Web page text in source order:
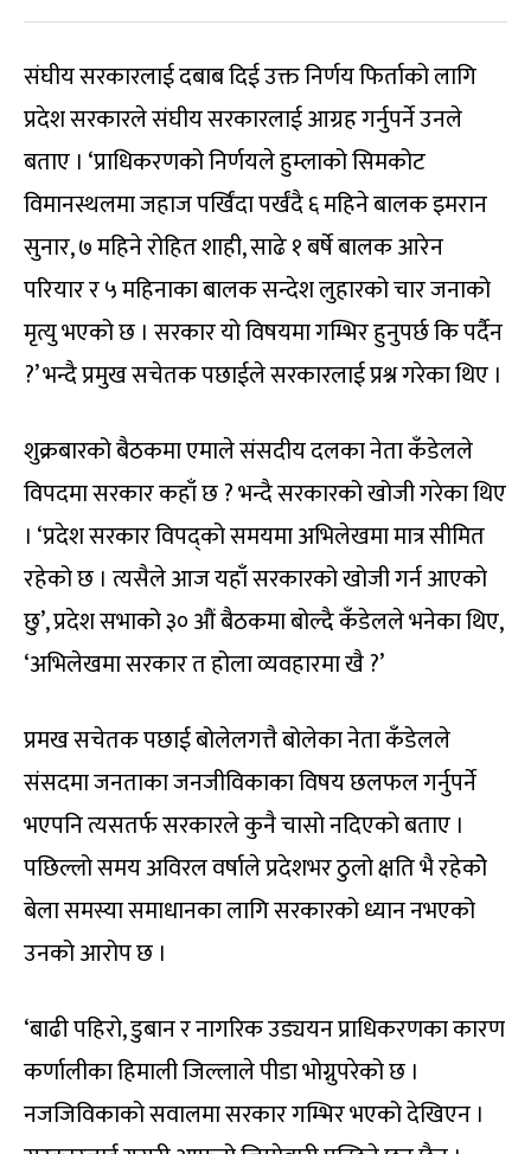
संघीय सरकारलाई दबाब दिई उक्त निर्णय फिर्ताको लागि
प्रदेश सरकारले संघीय सरकारलाई आग्रह गर्नुपर्ने उनले
बताए । ‘प्राधिकरणको निर्णयले हुम्लाको सिमकोट
विमानस्थलमा जहाज पर्खिंदा पर्खंदै ६ महिने बालक इमरान
सुनार, ७ महिने रोहित शाही, साढे १ बर्षे बालक आरेन
परियार र ५ महिनाका बालक सन्देश लुहारको चार जनाको
मृत्यु भएको छ । सरकार यो विषयमा गम्भिर हुनुपर्छ कि पर्दैन
?’ भन्दै प्रमुख सचेतक पछाईले सरकारलाई प्रश्न गरेका थिए ।
शुक्रबारको बैठकमा एमाले संसदीय दलका नेता कँडेलले
विपदमा सरकार कहाँ छ ? भन्दै सरकारको खोजी गरेका थिए
। ‘प्रदेश सरकार विपद्को समयमा अभिलेखमा मात्र सीमित
रहेको छ । त्यसैले आज यहाँ सरकारको खोजी गर्न आएको
छु’, प्रदेश सभाको ३० औं बैठकमा बोल्दै कँडेलले भनेका थिए,
‘अभिलेखमा सरकार त होला व्यवहारमा खै ?’
प्रमख सचेतक पछाई बोलेलगत्तै बोलेका नेता कँडेलले
संसदमा जनताका जनजीविकाका विषय छलफल गर्नुपर्ने
भएपनि त्यसतर्फ सरकारले कुनै चासो नदिएको बताए ।
पछिल्लो समय अविरल वर्षाले प्रदेशभर ठुलो क्षति भै रहेकोे
बेला समस्या समाधानका लागि सरकारको ध्यान नभएको
उनको आरोप छ ।
‘बाढी पहिरो, डुबान र नागरिक उड्ययन प्राधिकरणका कारण
कर्णालीका हिमाली जिल्लाले पीडा भोग्नुपरेको छ ।
नजजिविकाको सवालमा सरकार गम्भिर भएको देखिएन ।